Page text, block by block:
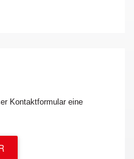
Kontaktformular eine